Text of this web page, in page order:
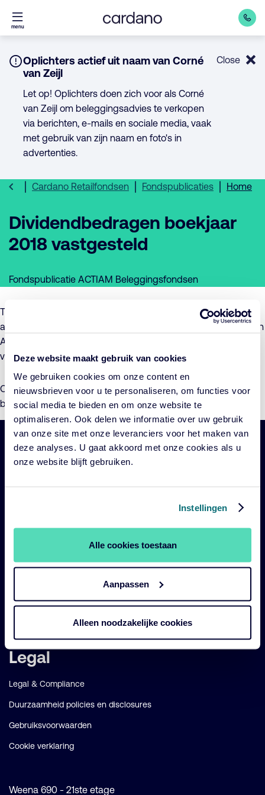
Deze website maakt gebruik van cookies
We gebruiken cookies om onze content en
nieuwsbrieven voor u te personaliseren, om functies voor
social media te bieden en om onze website te
optimaliseren. Ook delen we informatie over uw gebruik
van onze site met onze leveranciers voor het maken van
deze analyses. U gaat akkoord met onze cookies als u
onze website blijft gebruiken.
Instellingen
Alle cookies toestaan
Aanpassen
Alleen noodzakelijke cookies
Direct
naar
menu
Notice:
Oplichters actief uit naam van Corné
van Zeijl
Let op! Oplichters doen zich voor als Corné
van Zeijl om beleggingsadvies te verkopen
via berichten, e-mails en sociale media, vaak
met gebruik van zijn naam en foto's in
advertenties.
Close
Home
Fondspublicaties
Cardano Retailfondsen
Dividendbedragen boekjaar
2018 vastgesteld
Fondspublicatie ACTIAM Beleggingsfondsen
Tijdens de jaarlijkse algemene vergadering van
aandeelhouders op 18 april 2019 zijn de dividendbedragen van
ACTIAM Beleggingsfondsen N.V. over het boekjaar 2018
vastgesteld.
Op 19 april 2019 is de betaalbaarstelling van de dividenden
bekend gemaakt door middel van dezeadvertentie (pdf)
Belangrijke
Navigatie
Duurzaam
Strategieën
Over ons
Legal
Legal & Compliance
Duurzaamheid policies en disclosures
Gebruiksvoorwaarden
Cookie verklaring
Weena 690 - 21ste etage